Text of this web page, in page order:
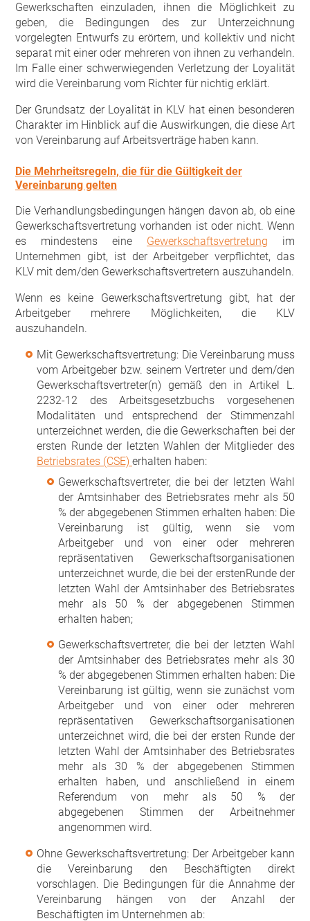
Gewerkschaften einzuladen, ihnen die Möglichkeit zu
geben, die Bedingungen des zur Unterzeichnung
vorgelegten Entwurfs zu erörtern, und kollektiv und nicht
separat mit einer oder mehreren von ihnen zu verhandeln.
Im Falle einer schwerwiegenden Verletzung der Loyalität
wird die Vereinbarung vom Richter für nichtig erklärt.
Der Grundsatz der Loyalität in KLV hat einen besonderen
Charakter im Hinblick auf die Auswirkungen, die diese Art
von Vereinbarung auf Arbeitsverträge haben kann.
Die Mehrheitsregeln, die für die Gültigkeit der
Vereinbarung gelten
Die Verhandlungsbedingungen hängen davon ab, ob eine
Gewerkschaftsvertretung vorhanden ist oder nicht. Wenn
es mindestens eine Gewerkschaftsvertretung im
Unternehmen gibt, ist der Arbeitgeber verpflichtet, das
KLV mit dem/den Gewerkschaftsvertretern auszuhandeln.
Wenn es keine Gewerkschaftsvertretung gibt, hat der
Arbeitgeber mehrere Möglichkeiten, die KLV
auszuhandeln.
Mit Gewerkschaftsvertretung: Die Vereinbarung muss
vom Arbeitgeber bzw. seinem Vertreter und dem/den
Gewerkschaftsvertreter(n) gemäß den in Artikel L.
2232-12 des Arbeitsgesetzbuchs vorgesehenen
Modalitäten und entsprechend der Stimmenzahl
unterzeichnet werden, die die Gewerkschaften bei der
ersten Runde der letzten Wahlen der Mitglieder des
Betriebsrates (CSE) erhalten haben:
Gewerkschaftsvertreter, die bei der letzten Wahl
der Amtsinhaber des Betriebsrates mehr als 50
% der abgegebenen Stimmen erhalten haben: Die
Vereinbarung ist gültig, wenn sie vom
Arbeitgeber und von einer oder mehreren
repräsentativen Gewerkschaftsorganisationen
unterzeichnet wurde, die bei der erstenRunde der
letzten Wahl der Amtsinhaber des Betriebsrates
mehr als 50 % der abgegebenen Stimmen
erhalten haben;
Gewerkschaftsvertreter, die bei der letzten Wahl
der Amtsinhaber des Betriebsrates mehr als 30
% der abgegebenen Stimmen erhalten haben: Die
Vereinbarung ist gültig, wenn sie zunächst vom
Arbeitgeber und von einer oder mehreren
repräsentativen Gewerkschaftsorganisationen
unterzeichnet wird, die bei der ersten Runde der
letzten Wahl der Amtsinhaber des Betriebsrates
mehr als 30 % der abgegebenen Stimmen
erhalten haben, und anschließend in einem
Referendum von mehr als 50 % der
abgegebenen Stimmen der Arbeitnehmer
angenommen wird.
Ohne Gewerkschaftsvertretung: Der Arbeitgeber kann
die Vereinbarung den Beschäftigten direkt
vorschlagen. Die Bedingungen für die Annahme der
Vereinbarung hängen von der Anzahl der
Beschäftigten im Unternehmen ab: